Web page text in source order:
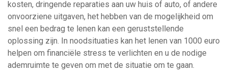
kosten, dringende reparaties aan uw huis of auto, of andere
onvoorziene uitgaven, het hebben van de mogelijkheid om
snel een bedrag te lenen kan een geruststellende
oplossing zijn. In noodsituaties kan het lenen van 1000 euro
helpen om financiële stress te verlichten en u de nodige
ademruimte te geven om met de situatie om te gaan.